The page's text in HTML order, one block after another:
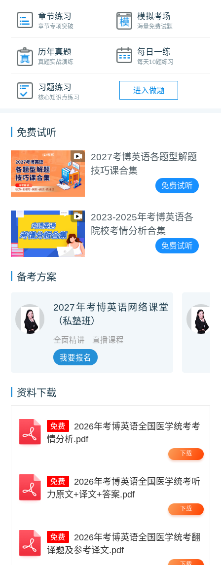
章节练习
章节专项突破
模拟考场
海量免费试题
历年真题
真题实战演练
每日一练
每天10题练习
习题练习
核心知识点练习
进入做题
免费试听
2027考博英语各题型解题
技巧课合集
免费试听
2023-2025年考博英语各
院校考情分析合集
免费试听
备考方案
2027年考博英语网络课堂
（私塾班）
全面精讲 直播课程
我要报名
资料下载
情分析.pdf
下载
力原文+译文+答案.pdf
下载
译题及参考译文.pdf